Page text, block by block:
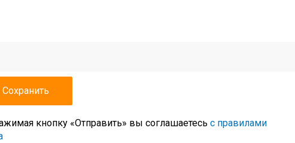
кнопку «Отправить» вы соглашаетесь с правилами